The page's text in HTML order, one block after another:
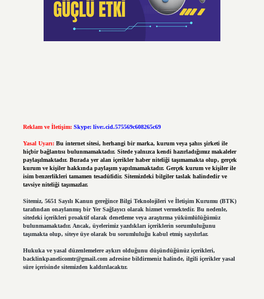
Reklam ve İletişim: Skype: live:.cid.575569c608265c69
Yasal Uyarı: Bu internet sitesi, herhangi bir marka, kurum veya şahıs şirketi ile
hiçbir bağlantısı bulunmamaktadır. Sitede yalnızca kendi hazırladığımız makaleler
paylaşılmaktadır. Burada yer alan içerikler haber niteliği taşımamakta olup, gerçek
kurum ve kişiler hakkında paylaşım yapılmamaktadır. Gerçek kurum ve kişiler ile
isim benzerlikleri tamamen tesadüfidir. Sitemizdeki bilgiler taslak halindedir ve
tavsiye niteliği taşımazlar.
Sitemiz, 5651 Sayılı Kanun gereğince Bilgi Teknolojileri ve İletişim Kurumu (BTK)
tarafından onaylanmış bir Yer Sağlayıcı olarak hizmet vermektedir. Bu nedenle,
sitedeki içerikleri proaktif olarak denetleme veya araştırma yükümlülüğümüz
bulunmamaktadır. Ancak, üyelerimiz yazdıkları içeriklerin sorumluluğunu
taşımakta olup, siteye üye olarak bu sorumluluğu kabul etmiş sayılırlar.
Hukuka ve yasal düzenlemelere aykırı olduğunu düşündüğünüz içerikleri,
backlinkpanelicomtr@gmail.comadresine bildirmeniz halinde, ilgili içerikler yasal
süre içerisinde sitemizden kaldırılacaktır.